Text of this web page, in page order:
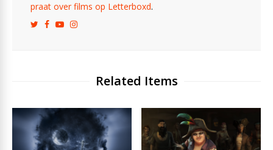
praat over films op Letterboxd.
Related Items